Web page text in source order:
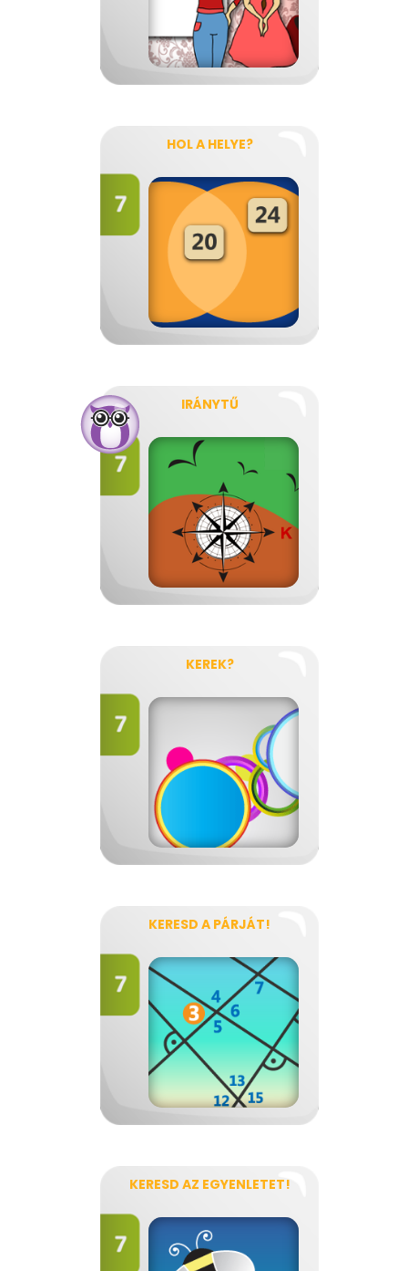
HOL A HELYE?
IRÁNYTŰ
KEREK?
KERESD A PÁRJÁT!
KERESD AZ EGYENLETET!